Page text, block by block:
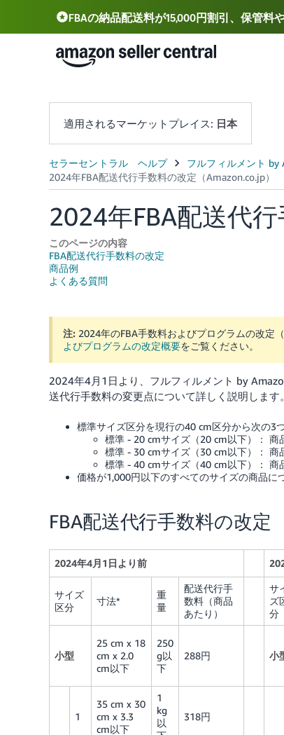
FBAの納品配送料が15,000円割引、保管料
中文 - CN Deutsch - DE
適用されるマーケットプレイス: 日本
2024年FBA配送代
このページの内容
FBA配送代行手数料の改定
商品例
よくある質問
注: 2024年のFBA手数料およびプログラムの改定
よびプログラムの改定概要をご覧ください。
2024年4月1日より、フルフィルメント by
送代行手数料の変更点について詳しく説明します。
標準サイズ区分を現行の40 cm区分から次の3
標準 - 20 cmサイズ（20 cm以下）： 商
標準 - 30 cmサイズ（30 cm以下）： 商
標準 - 40 cmサイズ（40 cm以下）： 商
価格が1,000円以下のすべてのサイズの商品に
FBA配送代行手数料の改定
2024年4月1日より前
サイズ
区分
寸法*
重
量
配送代行手
数料（商品
あたり）
サ
ズ
分
小型
25 cm x 18
cm x 2.0
cm以下
250
g以
下
288円 小
1
35 cm x 30
cm x 3.3
cm以下
1
kg
以
318円